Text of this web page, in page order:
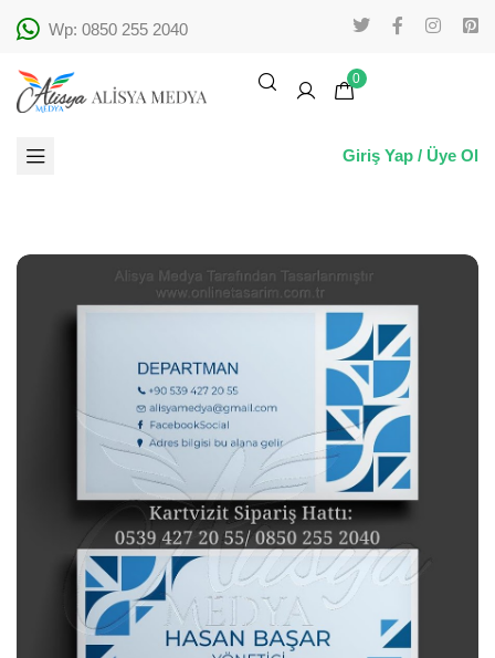
Wp: 0850 255 2040
0
Giriş Yap / Üye Ol